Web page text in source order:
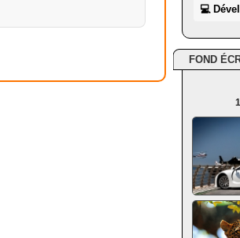
💻
FOND